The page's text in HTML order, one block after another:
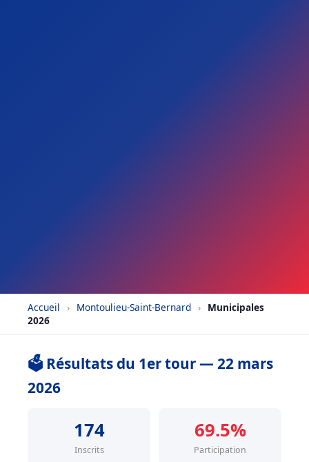
Accueil › Montoulieu-Saint-Bernard › Municipales
2026
🗳️ Résultats du 1er tour — 22 mars
2026
174
Inscrits
69.5%
Participation